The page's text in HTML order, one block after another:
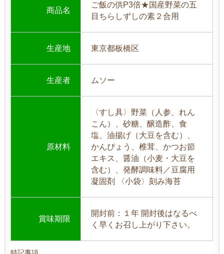
商品名
ご飯の供P3倍★国産野菜の五
目ちらしずしの素２合用
生産地 東京都板橋区
生産者 ムソー
原材料
〈すし具〉野菜（人参、れん
こん）、砂糖、醸造酢、食
塩、油揚げ（大豆を含む）、
かんぴょう、椎茸、かつお節
エキス、醤油（小麦・大豆を
含む）、発酵調味料／豆腐用
凝固剤 〈小袋〉刻み海苔
賞味期限
開封前：１年 開封後はなるべ
く早くお召し上がり下さい。